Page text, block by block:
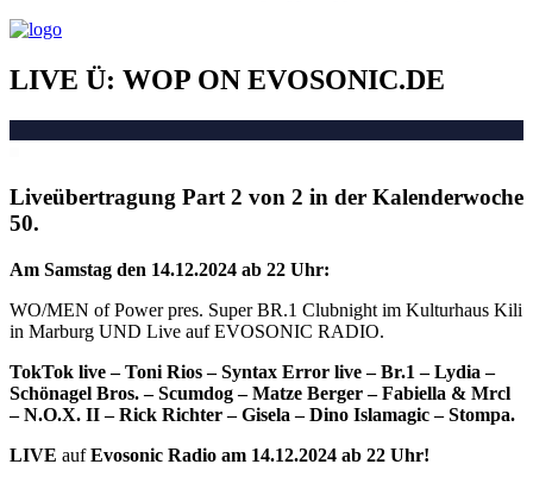
LIVE Ü: WOP ON EVOSONIC.DE
Liveübertragung Part 2 von 2 in der Kalenderwoche
50.
Am Samstag den 14.12.2024 ab 22 Uhr:
WO/MEN of Power pres. Super BR.1 Clubnight im Kulturhaus Kili
in Marburg UND Live auf EVOSONIC RADIO.
TokTok live – Toni Rios – Syntax Error live – Br.1 – Lydia –
Schönagel Bros. – Scumdog – Matze Berger – Fabiella & Mrcl
– N.O.X. II – Rick Richter – Gisela – Dino Islamagic – Stompa.
LIVE aufEvosonic Radio am 14.12.2024 ab 22 Uhr!